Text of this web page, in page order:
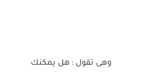
وهى تقول : هل يمكنك